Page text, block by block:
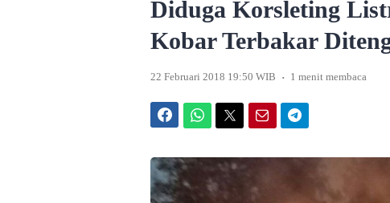
Diduga Korsleting
Kobar Terbakar
22 Februari 2018 19:50 WIB . 1 menit membaca